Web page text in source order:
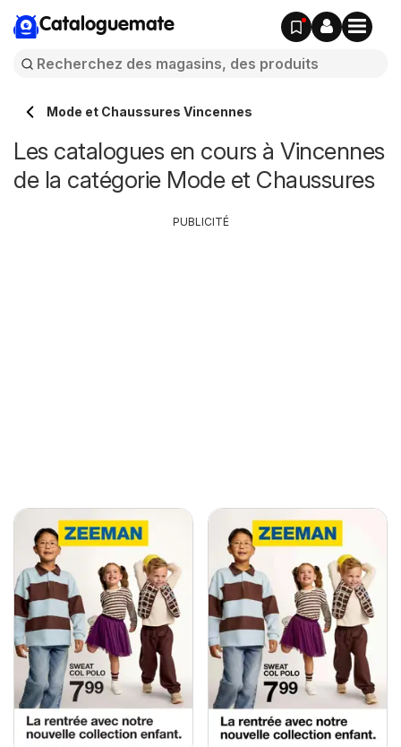
Cataloguemate
Mode et Chaussures Vincennes
Les catalogues en cours à Vincennes
de la catégorie Mode et Chaussures
PUBLICITÉ